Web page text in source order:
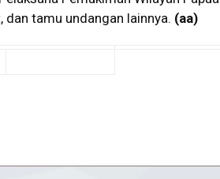
dan tamu undangan lainnya. (aa)